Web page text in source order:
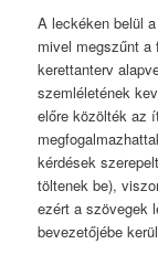
A leckéken belül
mivel megszűnt
kerettanterv
szemléletének
előre közölték az
kérdések
töltenek be),
ezért a szövegek
bevezetőjébe